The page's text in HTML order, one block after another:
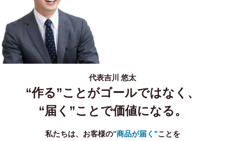
代表吉川 悠太
“作る”ことがゴールではなく、
“届く”ことで価値になる。
私たちは、お客様の"商品が届く"ことを